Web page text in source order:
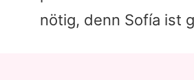
nötig, denn Sofía ist